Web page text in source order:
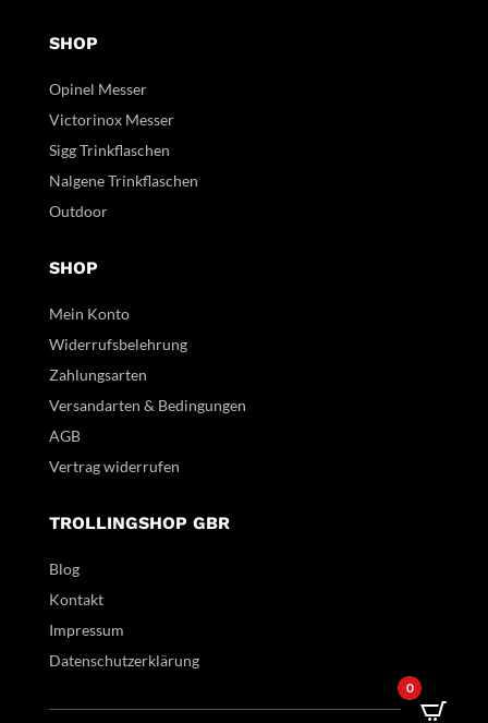
SHOP
Opinel Messer
Victorinox Messer
Sigg Trinkflaschen
Nalgene Trinkflaschen
Outdoor
SHOP
Mein Konto
Widerrufsbelehrung
Zahlungsarten
Versandarten & Bedingungen
AGB
Vertrag widerrufen
TROLLINGSHOP GBR
Blog
Kontakt
Impressum
Datenschutzerklärung
0